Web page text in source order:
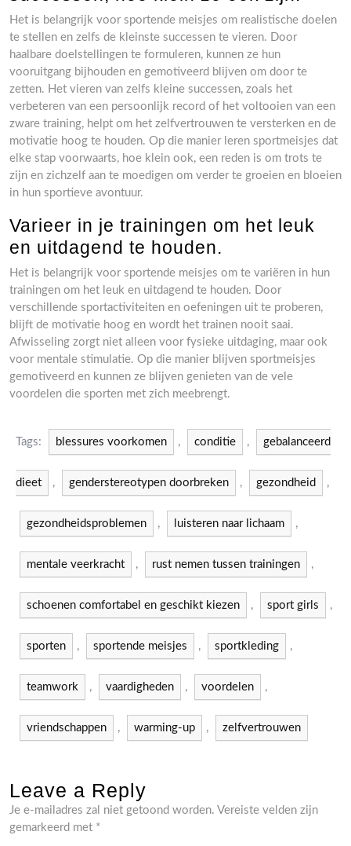
Het is belangrijk voor sportende meisjes om realistische doelen
te stellen en zelfs de kleinste successen te vieren. Door
haalbare doelstellingen te formuleren, kunnen ze hun
vooruitgang bijhouden en gemotiveerd blijven om door te
zetten. Het vieren van zelfs kleine successen, zoals het
verbeteren van een persoonlijk record of het voltooien van een
zware training, helpt om het zelfvertrouwen te versterken en de
motivatie hoog te houden. Op die manier leren sportmeisjes dat
elke stap voorwaarts, hoe klein ook, een reden is om trots te
zijn en zichzelf aan te moedigen om verder te groeien en bloeien
in hun sportieve avontuur.
Varieer in je trainingen om het leuk
en uitdagend te houden.
Het is belangrijk voor sportende meisjes om te variëren in hun
trainingen om het leuk en uitdagend te houden. Door
verschillende sportactiviteiten en oefeningen uit te proberen,
blijft de motivatie hoog en wordt het trainen nooit saai.
Afwisseling zorgt niet alleen voor fysieke uitdaging, maar ook
voor mentale stimulatie. Op die manier blijven sportmeisjes
gemotiveerd en kunnen ze blijven genieten van de vele
voordelen die sporten met zich meebrengt.
Tags: blessures voorkomen , conditie , gebalanceerd
dieet , genderstereotypen doorbreken , gezondheid ,
gezondheidsproblemen , luisteren naar lichaam ,
mentale veerkracht , rust nemen tussen trainingen ,
schoenen comfortabel en geschikt kiezen , sport girls ,
sporten , sportende meisjes , sportkleding ,
teamwork , vaardigheden , voordelen ,
vriendschappen , warming-up , zelfvertrouwen
Leave a Reply
Je e-mailadres zal niet getoond worden. Vereiste velden zijn
gemarkeerd met *